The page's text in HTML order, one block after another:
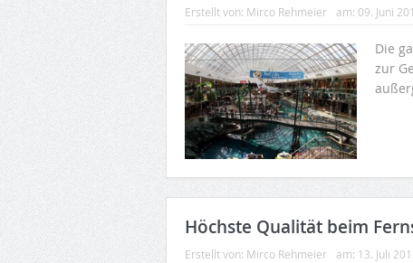
Erstellt von: Mirco Rehmeier am: 09. Juni
Die
zur
Höchste Qualität beim
Erstellt von: Mirco Rehmeier am: 13. Juli